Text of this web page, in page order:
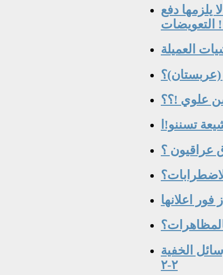
يلزمها دفع
!!
العميلة
(عربستان)؟
علوي !؟؟
تسننو!ا
الخفية
٢-٢